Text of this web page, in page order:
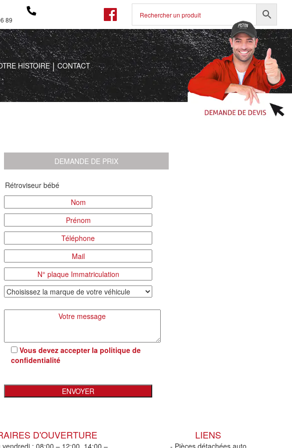
89
HISTOIRE CONTACT
DEMANDE DE PRIX
Vous devez accepter la politique de
confidentialité
D'OUVERTURE LIENS